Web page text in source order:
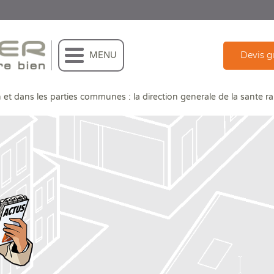
MENU Devis
: la direction generale de la sante rappelle les obligations des professionnels de
dans les parties communes : la direction generale de la sante